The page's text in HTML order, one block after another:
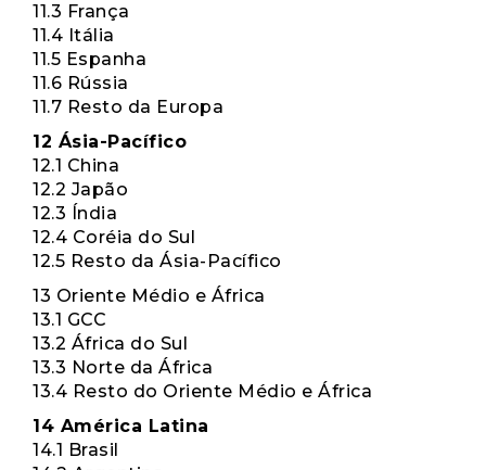
11.3 França
11.4 Itália
11.5 Espanha
11.6 Rússia
11.7 Resto da Europa
12 Ásia-Pacífico
12.1 China
12.2 Japão
12.3 Índia
12.4 Coréia do Sul
12.5 Resto da Ásia-Pacífico
13 Oriente Médio e África
13.1 GCC
13.2 África do Sul
13.3 Norte da África
13.4 Resto do Oriente Médio e África
14 América Latina
14.1 Brasil